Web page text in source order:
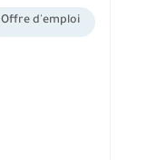
Offre d'emploi